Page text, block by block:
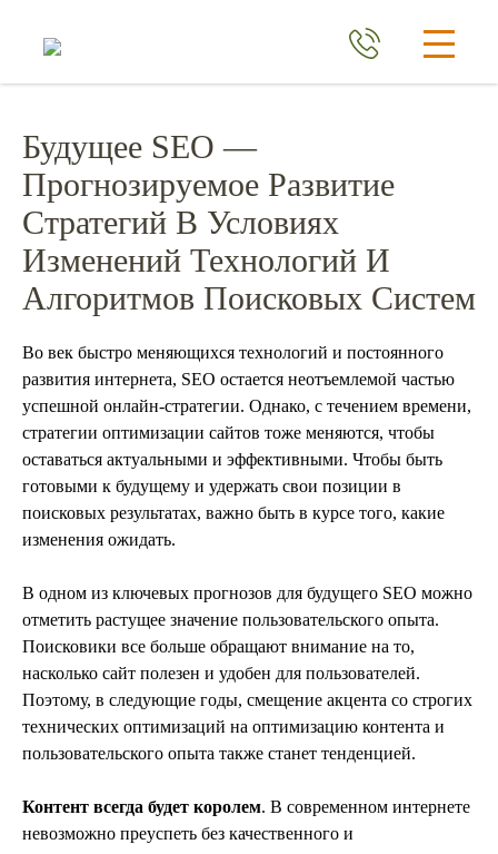
Будущее SEO —
Прогнозируемое Развитие
Стратегий В Условиях
Изменений Технологий И
Алгоритмов Поисковых Систем
Во век быстро меняющихся технологий и постоянного
развития интернета, SEO остается неотъемлемой частью
успешной онлайн-стратегии. Однако, с течением времени,
стратегии оптимизации сайтов тоже меняются, чтобы
оставаться актуальными и эффективными. Чтобы быть
готовыми к будущему и удержать свои позиции в
поисковых результатах, важно быть в курсе того, какие
изменения ожидать.
В одном из ключевых прогнозов для будущего SEO можно
отметить растущее значение пользовательского опыта.
Поисковики все больше обращают внимание на то,
насколько сайт полезен и удобен для пользователей.
Поэтому, в следующие годы, смещение акцента со строгих
технических оптимизаций на оптимизацию контента и
пользовательского опыта также станет тенденцией.
Контент всегда будет королем. В современном интернете
невозможно преуспеть без качественного и